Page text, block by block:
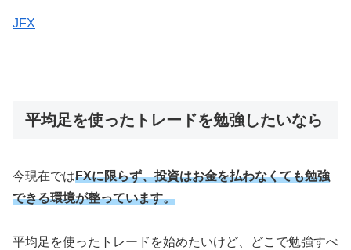
JFX
平均足を使ったトレードを勉強したいなら
今現在ではFXに限らず、投資はお金を払わなくても勉強
できる環境が整っています。
平均足を使ったトレードを始めたいけど、どこで勉強すべ